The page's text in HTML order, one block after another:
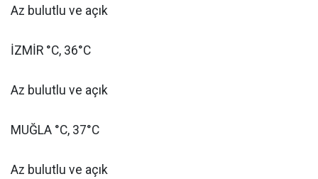
Az bulutlu ve açık
İZMİR °C, 36°C
Az bulutlu ve açık
MUĞLA °C, 37°C
Az bulutlu ve açık